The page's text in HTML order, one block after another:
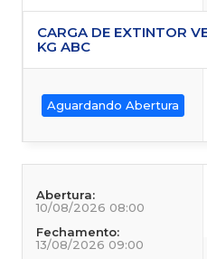
CARGA DE EXTINTOR
KG ABC
Aguardando Abertura
Abertura:
10/08/2026 08:00
Fechamento:
13/08/2026 09:00